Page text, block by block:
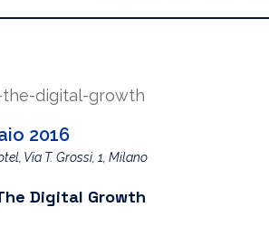
2016
Via T. Grossi, 1, Milano
Digital Growth